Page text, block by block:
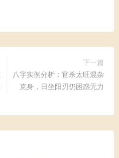
下一篇
八字实例分析：官杀太旺混杂
克身，日坐阳刃仍困惑无力